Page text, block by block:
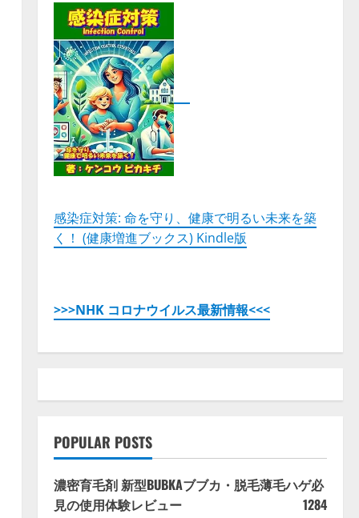
感染症対策: 命を守り、健康で明るい未来を築
く！ (健康増進ブックス) Kindle版
>>>NHK コロナウイルス最新情報<<<
POPULAR POSTS
濃密育毛剤 新型BUBKAブブカ・脱毛薄毛ハゲ必
見の使用体験レビュー
1284